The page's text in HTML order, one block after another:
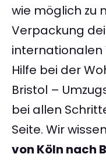
wie möglich zu
Verpackung
internationalen
Hilfe bei der
Bristol –
bei allen
Seite. Wir
von Köln nach